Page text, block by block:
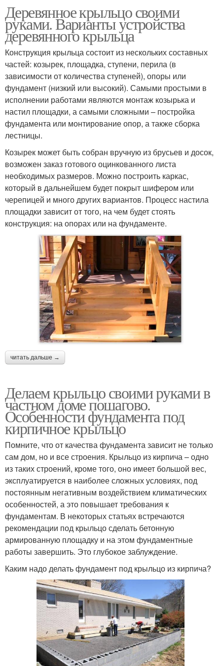
Деревянное крыльцо своими
руками. Варианты устройства
деревянного крыльца
Конструкция крыльца состоит из нескольких составных
частей: козырек, площадка, ступени, перила (в
зависимости от количества ступеней), опоры или
фундамент (низкий или высокий). Самыми простыми в
исполнении работами являются монтаж козырька и
настил площадки, а самыми сложными – постройка
фундамента или монтирование опор, а также сборка
лестницы.
Козырек может быть собран вручную из брусьев и досок,
возможен заказ готового оцинкованного листа
необходимых размеров. Можно построить каркас,
который в дальнейшем будет покрыт шифером или
черепицей и много других вариантов. Процесс настила
площадки зависит от того, на чем будет стоять
конструкция: на опорах или на фундаменте.
читать дальше →
Делаем крыльцо своими руками в
частном доме пошагово.
Особенности фундамента под
кирпичное крыльцо
Помните, что от качества фундамента зависит не только
сам дом, но и все строения. Крыльцо из кирпича – одно
из таких строений, кроме того, оно имеет большой вес,
эксплуатируется в наиболее сложных условиях, под
постоянным негативным воздействием климатических
особенностей, а это повышает требования к
фундаментам. В некоторых статьях встречаются
рекомендации под крыльцо сделать бетонную
армированную площадку и на этом фундаментные
работы завершить. Это глубокое заблуждение.
Каким надо делать фундамент под крыльцо из кирпича?